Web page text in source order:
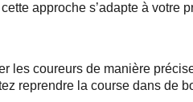
approche s’adapte à votre
les coureurs de manière
reprendre la course dans de